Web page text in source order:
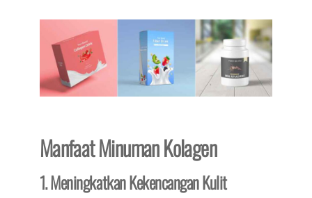
Manfaat Minuman Kolagen
1. Meningkatkan Kekencangan Kulit